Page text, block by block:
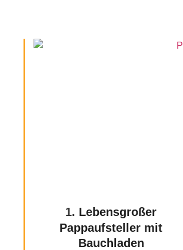
1. Lebensgroßer
Pappaufsteller mit
Bauchladen